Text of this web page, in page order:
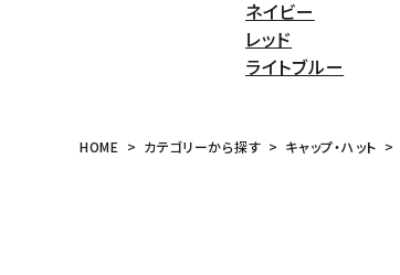
ネイビー
レッド
ライトブルー
HOME カテゴリーから探す キャップ・ハット